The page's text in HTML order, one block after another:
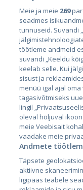
Страны
Эстония
Латвия
Литва
City24.lv
City24.ee
GetaPro.lv
GetaPro.ee
Meie ja meie 269
seadmes
tunnuseid. Suvandi
töötleme andmeid
suvandi „Keeldu
keelab selle. Kui
sisust ja
menüü igal ajal
tagasivõtmiseks
lingil
oleval hõljuval
meie Veebisait
vaadake meie
Andmete
Täpsete
aktiivne
ligipääs teabele